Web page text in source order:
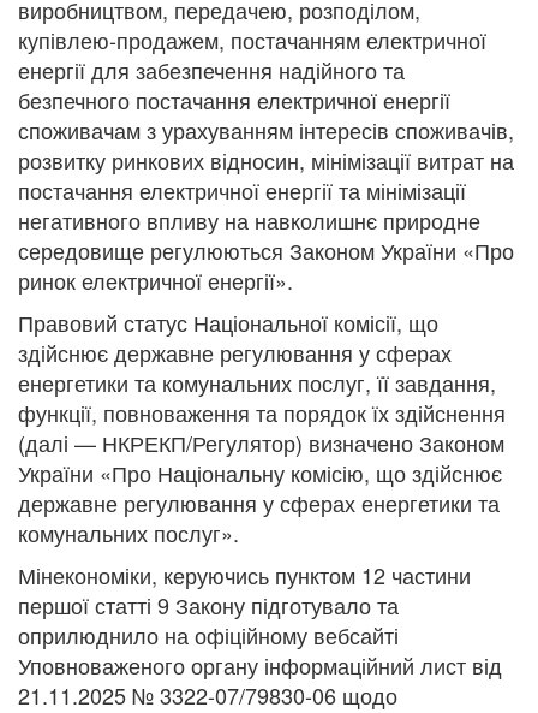
виробництвом, передачею, розподілом,
купівлею-продажем, постачанням електричної
енергії для забезпечення надійного та
безпечного постачання електричної енергії
споживачам з урахуванням інтересів споживачів,
розвитку ринкових відносин, мінімізації витрат на
постачання електричної енергії та мінімізації
негативного впливу на навколишнє природне
середовище регулюються Законом України «Про
ринок електричної енергії».
Правовий статус Національної комісії, що
здійснює державне регулювання у сферах
енергетики та комунальних послуг, її завдання,
функції, повноваження та порядок їх здійснення
(далі — НКРЕКП/Регулятор) визначено Законом
України «Про Національну комісію, що здійснює
державне регулювання у сферах енергетики та
комунальних послуг».
Мінекономіки, керуючись пунктом 12 частини
першої статті 9 Закону підготувало та
оприлюднило на офіційному вебсайті
Уповноваженого органу інформаційний лист від
21.11.2025 № 3322-07/79830-06 щодо